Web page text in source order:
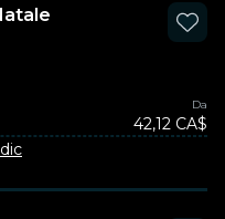
Da
42,12 CA$